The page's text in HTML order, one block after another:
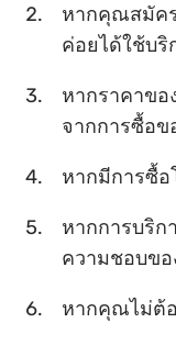
หากคุณสมัค
ค่อยได้ใช้บริ
หากราคาขอ
จากการซื้อ
หากมีการซื้อ
หากการบริก
ความชอบข
หากคุณไม่ต้